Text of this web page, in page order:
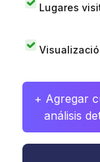
Lugares
+ Agregar
análisis